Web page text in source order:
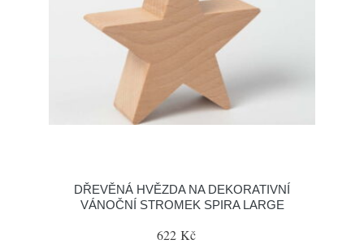
DŘEVĚNÁ HVĚZDA NA DEKORATIVNÍ
VÁNOČNÍ STROMEK SPIRA LARGE
622 Kč